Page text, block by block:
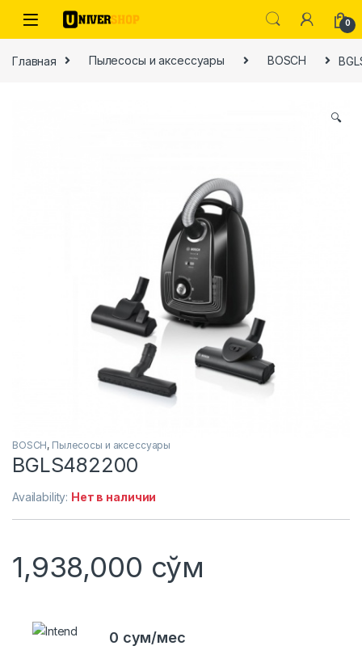
Skip to navigation
Skip to content
0
Главная Пылесосы и аксессуары BOSCH
🔍
BOSCH, Пылесосы и аксессуары
BGLS482200
Availability: Нет в наличии
1,938,000 сўм
0 сум/мес